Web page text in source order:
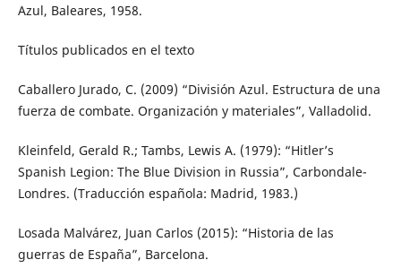
Azul, Baleares, 1958.
Títulos publicados en el texto
Caballero Jurado, C. (2009) “División Azul. Estructura de una
fuerza de combate. Organización y materiales”, Valladolid.
Kleinfeld, Gerald R.; Tambs, Lewis A. (1979): “Hitler’s
Spanish Legion: The Blue Division in Russia”, Carbondale-
Londres. (Traducción española: Madrid, 1983.)
Losada Malvárez, Juan Carlos (2015): “Historia de las
guerras de España”, Barcelona.